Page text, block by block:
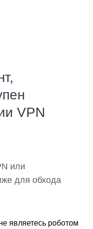
VPN
или
для обхода
являетесь роботом